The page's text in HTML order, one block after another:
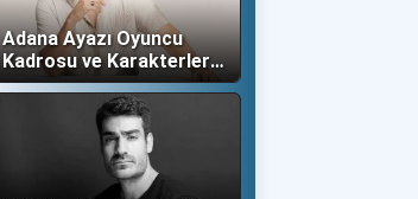
Adana Ayazı Oyuncu
Kadrosu ve Karakterleri
(Now TV)